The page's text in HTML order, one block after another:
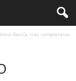
García, tras completarse